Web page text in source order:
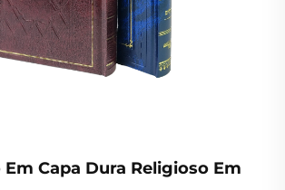
Capa Dura Religioso Em